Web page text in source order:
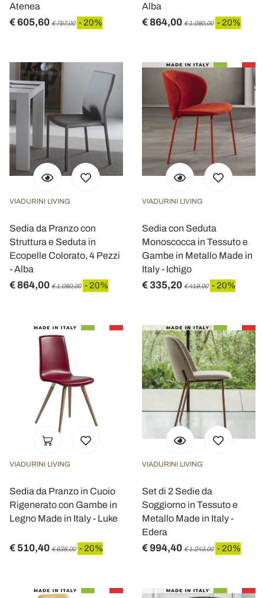
Atenea
€ 605,60 € 757,00 - 20%
Alba
€ 864,00 € 1.080,00 - 20%
VIADURINI LIVING
Sedia da Pranzo con
Struttura e Seduta in
Ecopelle Colorato, 4 Pezzi
- Alba
€ 864,00 € 1.080,00 - 20%
VIADURINI LIVING
Sedia con Seduta
Monoscocca in Tessuto e
Gambe in Metallo Made in
Italy - Ichigo
€ 335,20 € 419,00 - 20%
VIADURINI LIVING
Sedia da Pranzo in Cuoio
Rigenerato con Gambe in
Legno Made in Italy - Luke
€ 510,40 € 638,00 - 20%
VIADURINI LIVING
Set di 2 Sedie da
Soggiorno in Tessuto e
Metallo Made in Italy -
Edera
€ 994,40 € 1.243,00 - 20%